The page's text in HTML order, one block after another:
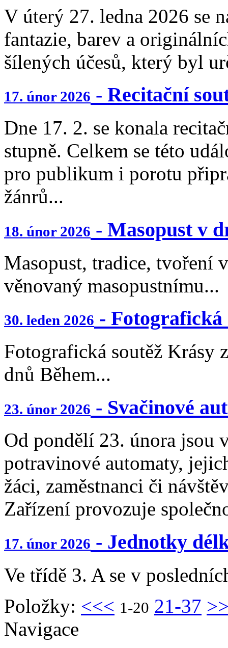
V úterý 27. ledna 2026 se
fantazie, barev a
šílených účesů, který byl
17. únor 2026 - Recitační
Dne 17. 2. se konala
stupně. Celkem se této
pro publikum i porotu
žánrů...
18. únor 2026 - Masopust v
Masopust, tradice, tvoření
věnovaný masopustnímu...
30. leden 2026 - Fotografická
Fotografická soutěž Krásy
dnů Během...
23. únor 2026 - Svačinové
Od pondělí 23. února jsou
potravinové automaty,
žáci, zaměstnanci či
Zařízení provozuje
17. únor 2026 - Jednotky
Ve třídě 3. A se v
Položky: <<< 1-20 21-37
Navigace